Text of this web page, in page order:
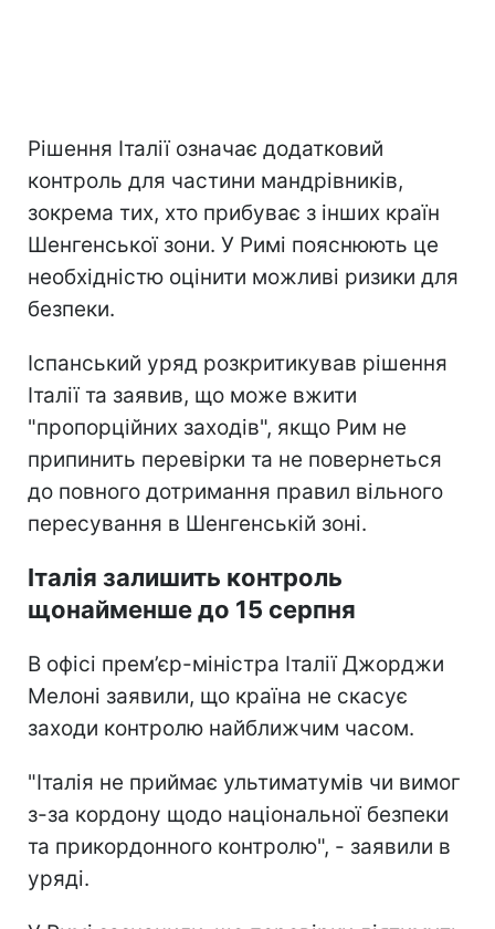
Рішення Італії означає додатковий
контроль для частини мандрівників,
зокрема тих, хто прибуває з інших країн
Шенгенської зони. У Римі пояснюють це
необхідністю оцінити можливі ризики для
безпеки.
Іспанський уряд розкритикував рішення
Італії та заявив, що може вжити
"пропорційних заходів", якщо Рим не
припинить перевірки та не повернеться
до повного дотримання правил вільного
пересування в Шенгенській зоні.
Італія залишить контроль
щонайменше до 15 серпня
В офісі прем’єр-міністра Італії Джорджи
Мелоні заявили, що країна не скасує
заходи контролю найближчим часом.
"Італія не приймає ультиматумів чи вимог
з-за кордону щодо національної безпеки
та прикордонного контролю", - заявили в
уряді.